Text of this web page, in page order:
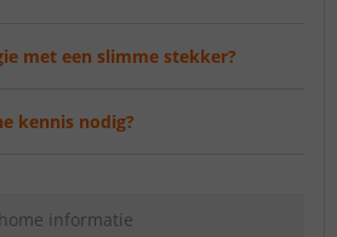
met een slimme stekker?
kennis nodig?
informatie